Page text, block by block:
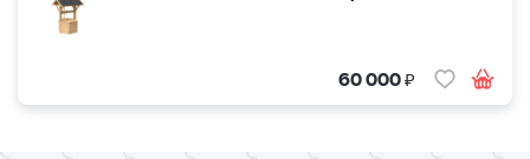
60 000₽